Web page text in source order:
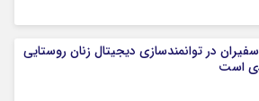
در توانمندسازی دیجیتال زنان روستایی
است